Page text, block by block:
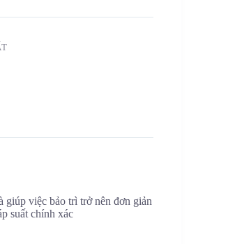
giúp việc bảo trì trở nên đơn giản
suất chính xác